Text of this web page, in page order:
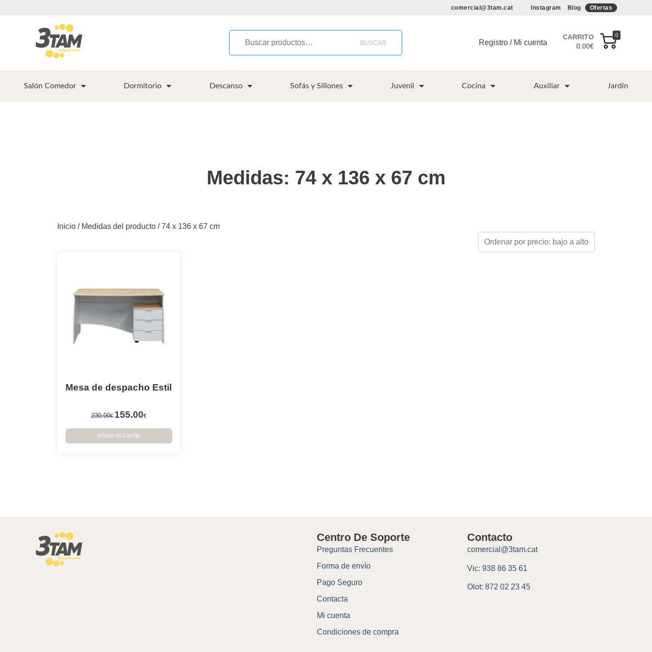
comercial@3tam.cat Instagram Blog Ofertas
BUSCAR Registro / Mi cuenta
CARRITO
0.00€
0
Salón Comedor Dormitorio Descanso Sofás y Sillones Juvenil Cocina Auxiliar Jardín
Medidas: 74 x 136 x 67 cm
Inicio/ Medidas del producto / 74 x 136 x 67 cm
Mesa de despacho Estil
230.00€ 155.00€
Añadir Al Carrito
Contacto
comercial@3tam.cat
Vic: 938 86 35 61
Olot: 872 02 23 45
Centro De Soporte
Preguntas Frecuentes
Forma de envío
Pago Seguro
Contacta
Mi cuenta
Condiciones de compra